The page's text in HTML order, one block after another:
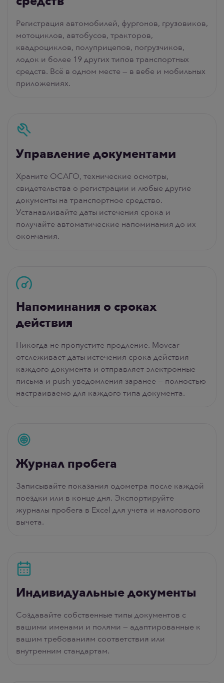
Регистрация автомобилей, фургонов, грузовиков,
мотоциклов, автобусов, тракторов,
квадроциклов, полуприцепов, погрузчиков,
лодок и более 19 других типов транспортных
средств. Всё в одном месте — в вебе и мобильных
приложениях.
Управление документами
Храните ОСАГО, технические осмотры,
свидетельства о регистрации и любые другие
документы на транспортное средство.
Устанавливайте даты истечения срока и
получайте автоматические напоминания до их
окончания.
Напоминания о сроках
действия
Никогда не пропустите продление. Movcar
отслеживает даты истечения срока действия
каждого документа и отправляет электронные
письма и push-уведомления заранее — полностью
настраиваемо для каждого типа документа.
Журнал пробега
Записывайте показания одометра после каждой
поездки или в конце дня. Экспортируйте
журналы пробега в Excel для учета и налогового
вычета.
Индивидуальные документы
Создавайте собственные типы документов с
вашими именами и полями — адаптированные к
вашим требованиям соответствия или
внутренним стандартам.